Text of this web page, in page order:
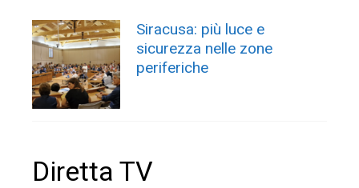
Siracusa: più luce e
sicurezza nelle zone
periferiche
Diretta TV